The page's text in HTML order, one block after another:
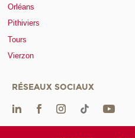
Orléans
Pithiviers
Tours
Vierzon
RÉSEAUX SOCIAUX